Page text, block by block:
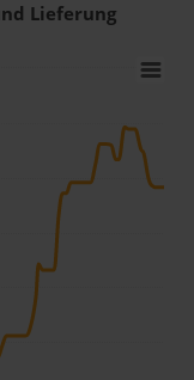
Lieferung